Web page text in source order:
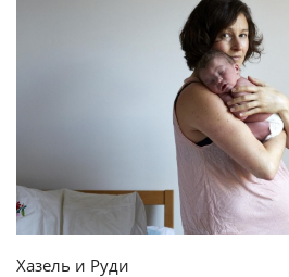
Хазель и Руди